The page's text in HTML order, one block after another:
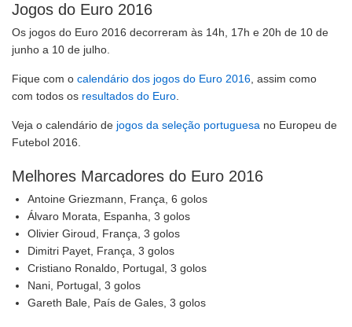
Jogos do Euro 2016
Os jogos do Euro 2016 decorreram às 14h, 17h e 20h de 10 de
junho a 10 de julho.
Fique com o calendário dos jogos do Euro 2016 , assim como
com todos os resultados do Euro
Veja o calendário de jogos da seleção portuguesa no Europeu de
Futebol 2016.
Melhores Marcadores do Euro 2016
Antoine Griezmann, França, 6 golos
Álvaro Morata, Espanha, 3 golos
Olivier Giroud, França, 3 golos
Dimitri Payet, França, 3 golos
Cristiano Ronaldo, Portugal, 3 golos
Nani, Portugal, 3 golos
Gareth Bale, País de Gales, 3 golos